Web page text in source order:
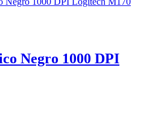
Negro 1000 DPI